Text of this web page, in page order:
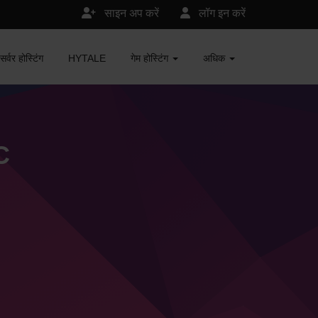
लॉग इन करें
साइन अप करें
होस्टिंग HYTALE गेम होस्टिंग अधिक